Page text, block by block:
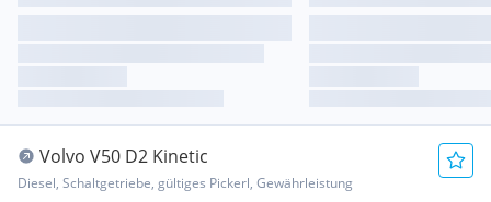
Volvo V50 D2 Kinetic
Diesel, Schaltgetriebe, gültiges Pickerl, Gewährleistung